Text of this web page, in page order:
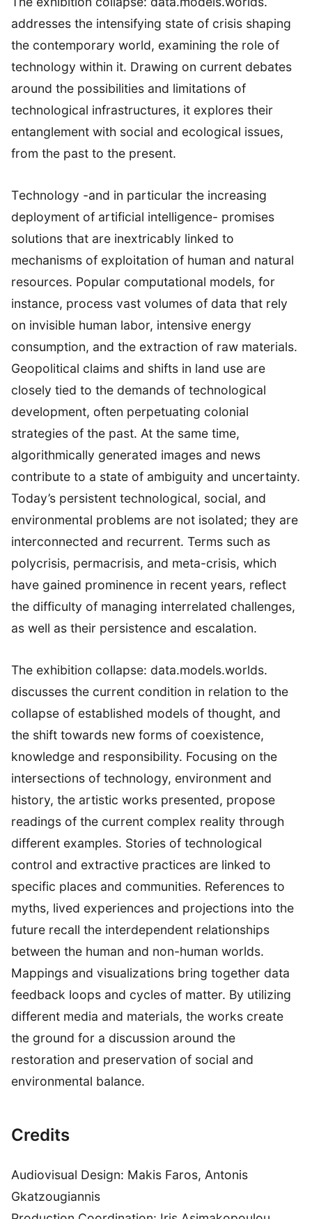
addresses the intensifying state of crisis shaping
the contemporary world, examining the role of
technology within it. Drawing on current debates
around the possibilities and limitations of
technological infrastructures, it explores their
entanglement with social and ecological issues,
from the past to the present.
Τechnology -and in particular the increasing
deployment of artificial intelligence- promises
solutions that are inextricably linked to
mechanisms of exploitation of human and natural
resources. Popular computational models, for
instance, process vast volumes of data that rely
on invisible human labor, intensive energy
consumption, and the extraction of raw materials.
Geopolitical claims and shifts in land use are
closely tied to the demands of technological
development, often perpetuating colonial
strategies of the past. At the same time,
algorithmically generated images and news
contribute to a state of ambiguity and uncertainty.
Today’s persistent technological, social, and
environmental problems are not isolated; they are
interconnected and recurrent. Terms such as
polycrisis, permacrisis, and meta-crisis, which
have gained prominence in recent years, reflect
the difficulty of managing interrelated challenges,
as well as their persistence and escalation.
The exhibition collapse: data.models.worlds.
discusses the current condition in relation to the
collapse of established models of thought, and
the shift towards new forms of coexistence,
knowledge and responsibility. Focusing on the
intersections of technology, environment and
history, the artistic works presented, propose
readings of the current complex reality through
different examples. Stories of technological
control and extractive practices are linked to
specific places and communities. References to
myths, lived experiences and projections into the
future recall the interdependent relationships
between the human and non-human worlds.
Mappings and visualizations bring together data
feedback loops and cycles of matter. By utilizing
different media and materials, the works create
the ground for a discussion around the
restoration and preservation of social and
environmental balance.
Credits
Audiovisual Design: Makis Faros, Antonis
Gkatzougiannis